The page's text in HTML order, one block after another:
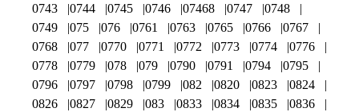
0743
0744 0745 0746 07468 0747
0748
0749
075 076 0761 0763 0765 0766
0767
0768
077 0770 0771 0772 0773 0774
0776
0778
0779 078 079 0790 0791 0794
0795
0796
0797 0798 0799 082 0820 0823
0824
0826
0827 0829 083 0833 0834 0835
0836